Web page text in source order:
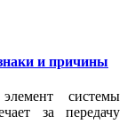
и причины
системы
за передачу